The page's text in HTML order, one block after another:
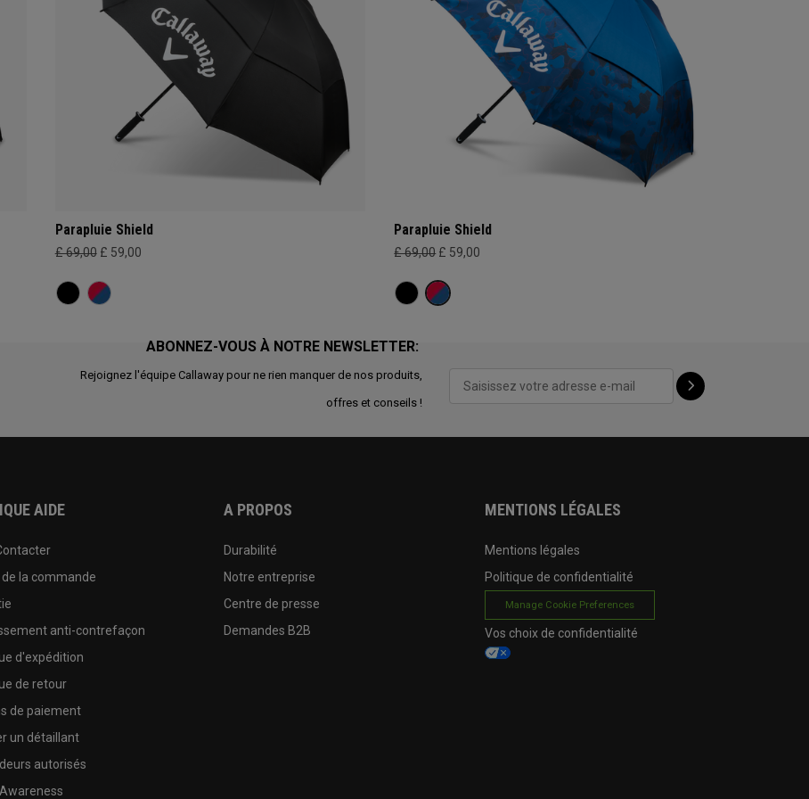
Parapluie Shield
£ 69,00 £ 59,00
Parapluie Shield
£ 69,00 £ 59,00
ABONNEZ-VOUS À NOTRE NEWSLETTER:
Rejoignez l'équipe Callaway pour ne rien manquer de nos produits,
offres et conseils !
AIDE
la commande
anti-contrefaçon
d'expédition
de retour
de paiement
un détaillant
autorisés
A PROPOS
Durabilité
Notre entreprise
Centre de presse
Demandes B2B
MENTIONS LÉGALES
Mentions légales
Politique de confidentialité
Manage Cookie Preferences
Vos choix de confidentialité